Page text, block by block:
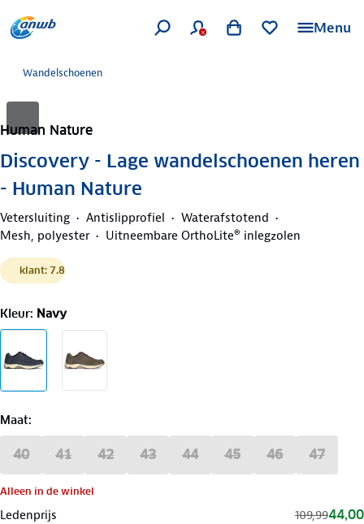
Menu
Wandelschoenen
Human Nature
Discovery - Lage wandelschoenen heren
- Human Nature
Vetersluiting Antislipprofiel
Waterafstotend
Mesh, polyester
Uitneembare OrthoLite® inlegzolen
klant: 7.8
Kleur: Navy
Maat:
40 41 42 43 44 45 46 47
Alleen in de winkel
Ledenprijs 109,9944,00